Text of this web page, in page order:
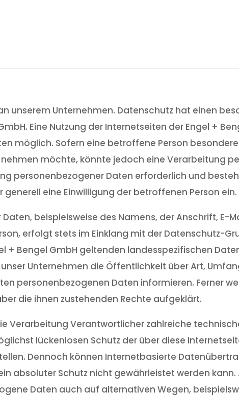
unserem Unternehmen. Datenschutz hat einen
Eine Nutzung der Internetseiten der Engel +
möglich. Sofern eine betroffene Person
möchte, könnte jedoch eine Verarbeitung
personenbezogener Daten erforderlich und
eine Einwilligung der betroffenen Person ein.
beispielsweise des Namens, der Anschrift, E-
erfolgt stets im Einklang mit der Datenschutz-
+ Bengel GmbH geltenden landesspezifischen
Unternehmen die Öffentlichkeit über Art,
personenbezogenen Daten informieren. Ferner
die ihnen zustehenden Rechte aufgeklärt.
Verarbeitung Verantwortlicher zahlreiche
lückenlosen Schutz der über diese
Dennoch können Internetbasierte
absoluter Schutz nicht gewährleistet werden
Daten auch auf alternativen Wegen,